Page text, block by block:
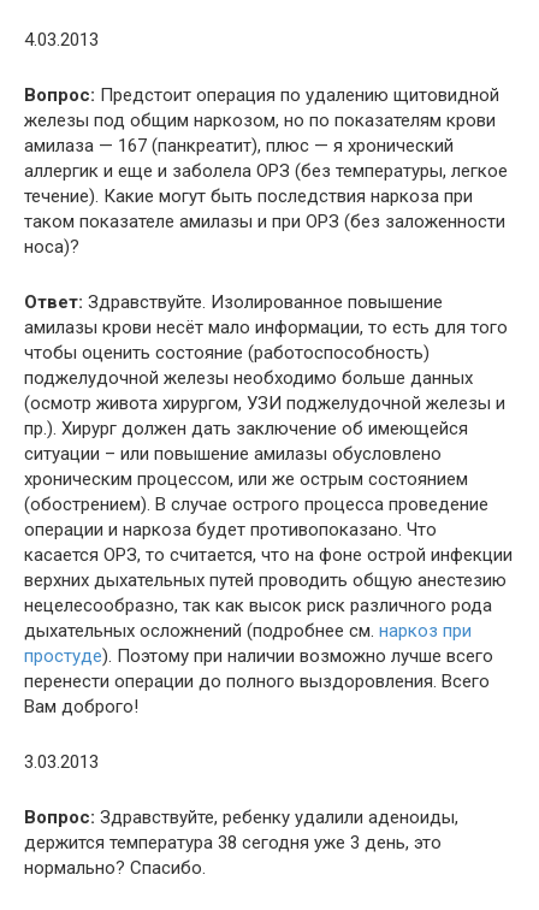
4.03.2013
Вопрос: Предстоит операция по удалению щитовидной
железы под общим наркозом, но по показателям крови
амилаза — 167 (панкреатит), плюс — я хронический
аллергик и еще и заболела ОРЗ (без температуры, легкое
течение). Какие могут быть последствия наркоза при
таком показателе амилазы и при ОРЗ (без заложенности
носа)?
Ответ: Здравствуйте. Изолированное повышение
амилазы крови несёт мало информации, то есть для того
чтобы оценить состояние (работоспособность)
поджелудочной железы необходимо больше данных
(осмотр живота хирургом, УЗИ поджелудочной железы и
пр.). Хирург должен дать заключение об имеющейся
ситуации – или повышение амилазы обусловлено
хроническим процессом, или же острым состоянием
(обострением). В случае острого процесса проведение
операции и наркоза будет противопоказано. Что
касается ОРЗ, то считается, что на фоне острой инфекции
верхних дыхательных путей проводить общую анестезию
нецелесообразно, так как высок риск различного рода
дыхательных осложнений (подробнее см. наркоз при
простуде). Поэтому при наличии возможно лучше всего
перенести операции до полного выздоровления. Всего
Вам доброго!
3.03.2013
Вопрос: Здравствуйте, ребенку удалили аденоиды,
держится температура 38 сегодня уже 3 день, это
нормально? Спасибо.